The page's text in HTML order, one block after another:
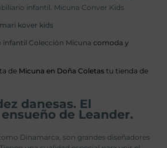
infantil. Micuna Conver Kids
infantil Colección Micuna comoda y
de Micuna en Doña Coletas tu tienda de
danesas. El
de Leander.
Dinamarca, son grandes diseñadores